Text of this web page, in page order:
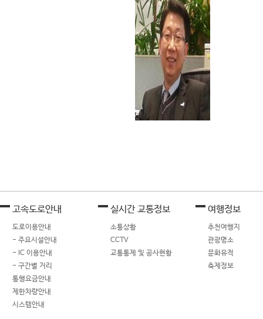
고속도로안내 실시간 교통정보 여행정보
도로이용안내
- 주요시설안내
- IC 이용안내
- 구간별 거리
통행요금안내
제한차량안내
시스템안내
소통상황
CCTV
교통통제 및 공사현황
추천여행지
관광명소
문화유적
축제정보